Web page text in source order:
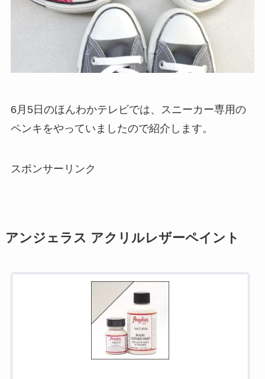
6月5日のほんわかテレビでは、スニーカー専用の
ペンキをやっていましたので紹介します。
スポンサーリンク
アンジェラス アクリルレザーペイント